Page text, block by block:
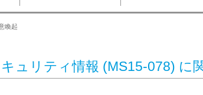
喚起
ュリティ情報 (MS15-078) に